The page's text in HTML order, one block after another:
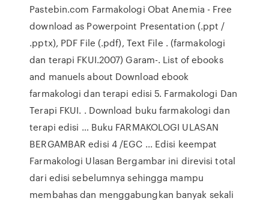
Pastebin.com Farmakologi Obat Anemia - Free
download as Powerpoint Presentation (.ppt /
.pptx), PDF File (.pdf), Text File . (farmakologi
dan terapi FKUI.2007) Garam-. List of ebooks
and manuels about Download ebook
farmakologi dan terapi edisi 5. Farmakologi Dan
Terapi FKUI. . Download buku farmakologi dan
terapi edisi … Buku FARMAKOLOGI ULASAN
BERGAMBAR edisi 4 /EGC ... Edisi keempat
Farmakologi Ulasan Bergambar ini direvisi total
dari edisi sebelumnya sehingga mampu
membahas dan menggabungkan banyak sekali